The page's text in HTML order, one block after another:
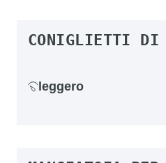
CONIGLIETTI DI
leggero